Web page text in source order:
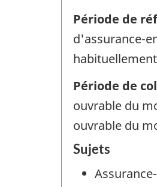
Période de
d'assurance-
Période de
ouvrable du
ouvrable du
Sujets